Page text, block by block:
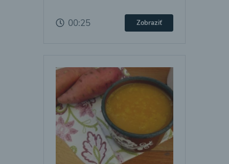
00:25 Zobraziť